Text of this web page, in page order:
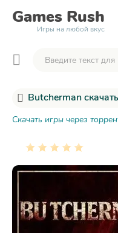
Games Rush
Игры на любой вкус
Butcherman
Скачать игры через